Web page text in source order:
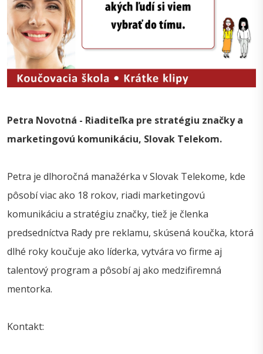
Petra Novotná - Riaditeľka pre stratégiu značky a
marketingovú komunikáciu, Slovak Telekom.
Petra je dlhoročná manažérka v Slovak Telekome, kde
pôsobí viac ako 18 rokov, riadi marketingovú
komunikáciu a stratégiu značky, tiež je členka
predsedníctva Rady pre reklamu, skúsená koučka, ktorá
dlhé roky koučuje ako líderka, vytvára vo firme aj
talentový program a pôsobí aj ako medzifiremná
mentorka.
Kontakt: